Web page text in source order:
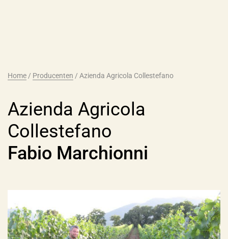
Home / Producenten / Azienda Agricola Collestefano
Azienda Agricola
Collestefano
Fabio Marchionni